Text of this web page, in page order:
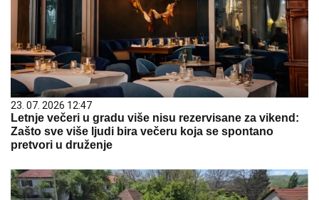
23. 07. 2026 12:47
Letnje večeri u gradu više nisu rezervisane za vikend:
Zašto sve više ljudi bira večeru koja se spontano
pretvori u druženje